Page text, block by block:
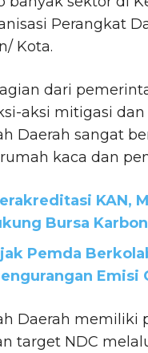
Perangkat
Kota.
dari
aksi mitigasi
Daerah sangat
kaca dan
KAN,
Bursa Karbon
Pemda
Emisi
Daerah memiliki
target NDC